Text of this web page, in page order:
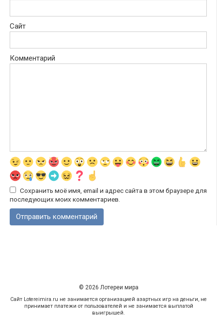
Сайт
Комментарий
Сохранить моё имя, email и адрес сайта в этом браузере для
последующих моих комментариев.
© 2026 Лотереи мира
Сайт Lotereimira.ru не занимается организацией азартных игр на деньги, не
принимает платежи от пользователей и не занимается выплатой
выигрышей.